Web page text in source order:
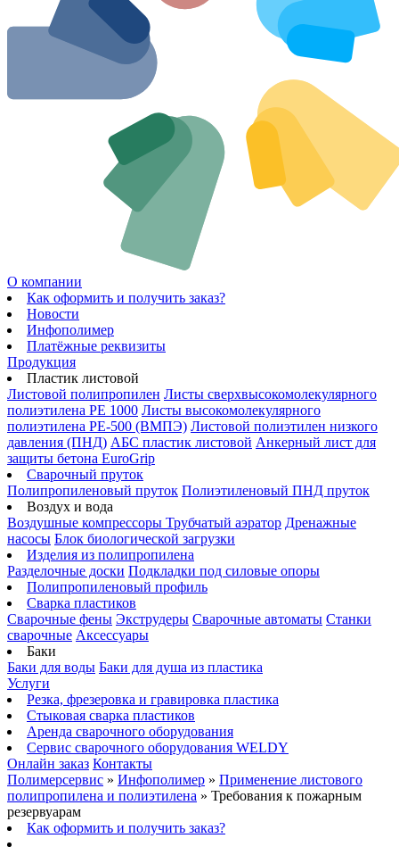
О компании
Как оформить и получить заказ?
Новости
Инфополимер
Платёжные реквизиты
Продукция
Пластик листовой
Листовой полипропилен Листы сверхвысокомолекулярного
полиэтилена PE 1000 Листы высокомолекулярного
полиэтилена РЕ-500 (ВМПЭ) Листовой полиэтилен низкого
давления (ПНД) АБС пластик листовой Анкерный лист для
защиты бетона EuroGrip
Сварочный пруток
Полипропиленовый пруток Полиэтиленовый ПНД пруток
Воздух и вода
Воздушные компрессоры Трубчатый аэратор Дренажные
насосы Блок биологической загрузки
Изделия из полипропилена
Разделочные доски Подкладки под силовые опоры
Полипропиленовый профиль
Сварка пластиков
Сварочные фены Экструдеры Сварочные автоматы Станки
сварочные Аксессуары
Баки
Баки для воды Баки для душа из пластика
Услуги
Резка, фрезеровка и гравировка пластика
Стыковая сварка пластиков
Аренда сварочного оборудования
Сервис сварочного оборудования WELDY
Онлайн заказ Контакты
Полимерсервис » Инфополимер » Применение листового
полипропилена и полиэтилена » Требования к пожарным
резервуарам
Как оформить и получить заказ?